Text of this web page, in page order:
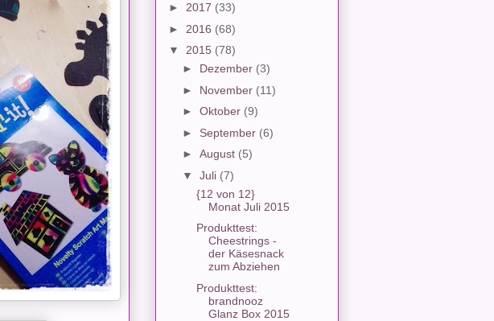
► 2017 (33)
► 2016 (68)
▼ 2015 (78)
► Dezember (3)
► November (11)
► Oktober (9)
► September (6)
► August (5)
▼ Juli (7)
{12 von 12}
Monat Juli 2015
Produkttest:
Cheestrings -
der Käsesnack
zum Abziehen
Produkttest:
brandnooz
Glanz Box 2015